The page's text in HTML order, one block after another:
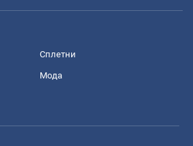
Сплетни
Мода